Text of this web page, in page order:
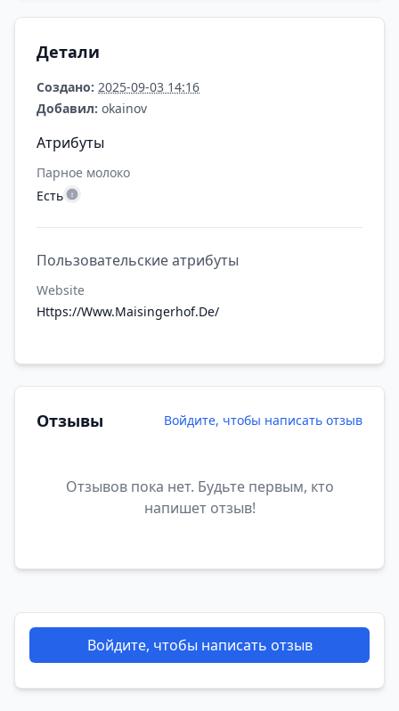
Детали
Создано: 2025-09-03 14:16
Добавил: okainov
Атрибуты
Парное молоко
Есть
Пользовательские атрибуты
Website
Https://Www.Maisingerhof.De/
Отзывы Войдите, чтобы написать отзыв
Отзывов пока нет. Будьте первым, кто
напишет отзыв!
Войдите, чтобы написать отзыв